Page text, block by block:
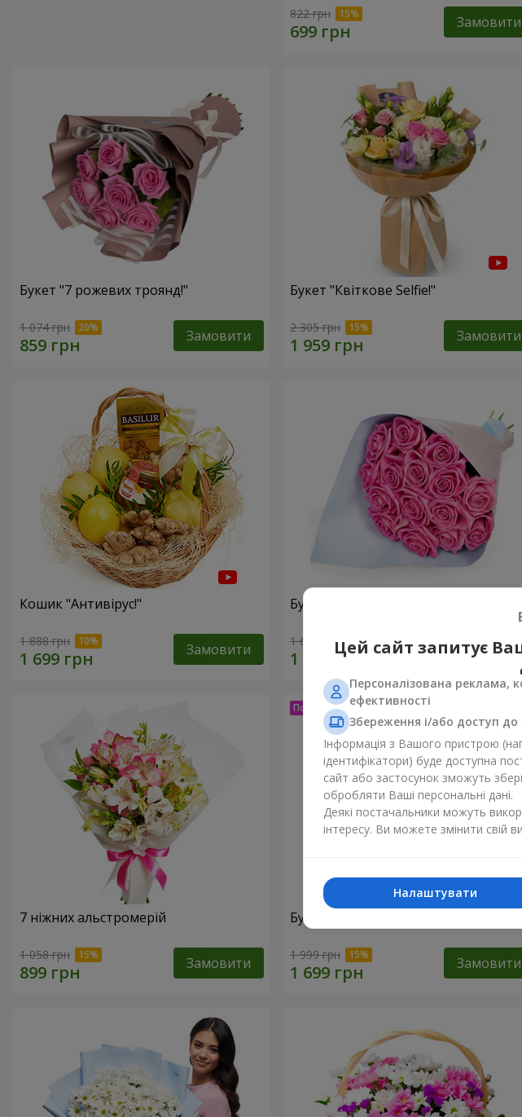
822 грн Замовити
Букет "7 рожевих троянд!"
1 074 грн Замовити
Букет "Квіткове Selfie!"
2 305 грн Замовити
Кошик "Антивірус!"
1 888 грн Замовити
Букет "15 рожевих троянд"
1 646 грн Замовити
7 ніжних альстромерій
1 058 грн Замовити
Букет "Дотик кохання" + Raffaello
1 999 грн Замовити
Цей сайт запитує
Персоналізована реклама,
ефективності
Збереження і/або доступ
Інформація з Вашого пристрою
ідентифікатори) буде доступна
сайт або застосунок зможуть
обробляти Ваші персональні дані.
Деякі постачальники можуть
інтересу. Ви можете змінити свій
Налаштувати